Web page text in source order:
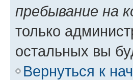
пребывание на
только
остальных вы
Вернуться к